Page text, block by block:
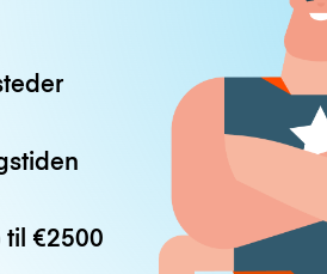
til €2500